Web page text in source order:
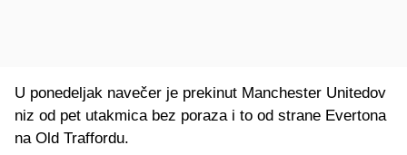
U ponedeljak navečer je prekinut Manchester Unitedov
niz od pet utakmica bez poraza i to od strane Evertona
na Old Traffordu.